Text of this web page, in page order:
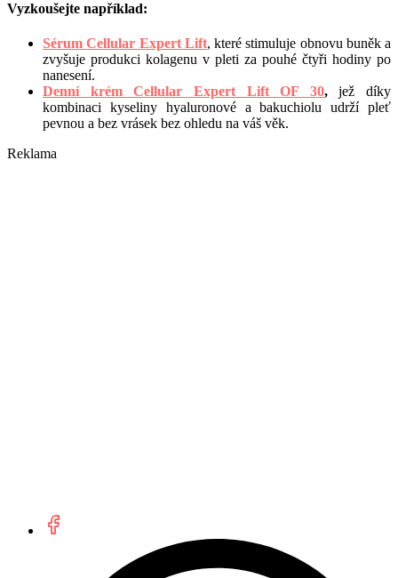
Vyzkoušejte například:
Sérum Cellular Expert Lift, které stimuluje obnovu buněk a
zvyšuje produkci kolagenu v pleti za pouhé čtyři hodiny po
nanesení.
Denní krém Cellular Expert Lift OF 30,jež díky
kombinaci kyseliny hyaluronové a bakuchiolu udrží pleť
pevnou a bez vrásek bez ohledu na váš věk.
Reklama